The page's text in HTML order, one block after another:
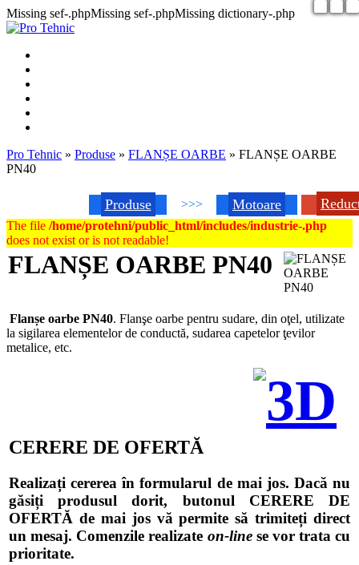
Missing sef-.phpMissing sef-.phpMissing dictionary-.php
Pro Tehnic » Produse » FLANȘE OARBE » FLANȘE OARBE
PN40
Produse >>> Motoare
The file /home/protehni/public_html/includes/industrie-.php
does not exist or is not readable!
FLANȘE OARBE PN40
Flanșe oarbe PN40. Flanşe oarbe pentru sudare, din oţel, utilizate
la sigilarea elementelor de conductă, sudarea capetelor ţevilor
metalice, etc.
3D
CERERE DE OFERTĂ
Realizați cererea în formularul de mai jos. Dacă nu
găsiți produsul dorit, butonul CERERE DE
OFERTĂ de mai jos vă permite să trimiteți direct
un mesaj. Comenzile realizate on-linese vor trata cu
prioritate.